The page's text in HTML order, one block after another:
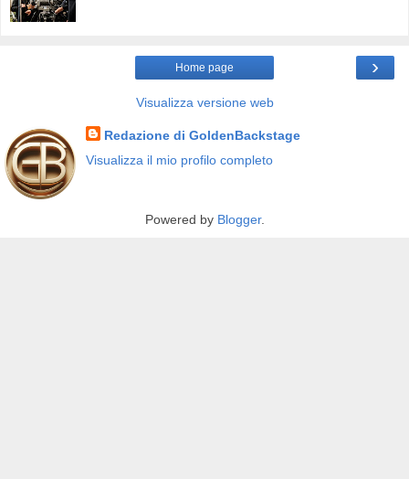
›
Home page
Visualizza versione web
Redazione di GoldenBackstage
Visualizza il mio profilo completo
Powered by Blogger.